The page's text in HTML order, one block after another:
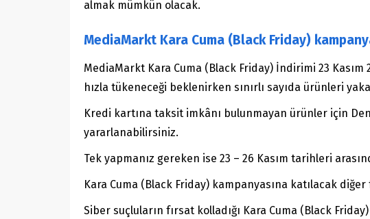
almak mümkün olacak.
MediaMarkt Kara Cuma (Black Friday)
MediaMarkt Kara Cuma (Black Friday) İndirimi 23
hızla tükeneceği beklenirken sınırlı sayıda ürünleri
Kredi kartına taksit imkânı bulunmayan ürünler için
yararlanabilirsiniz.
Tek yapmanız gereken ise 23 – 26 Kasım tarihleri
Kara Cuma (Black Friday) kampanyasına katılacak
Siber suçluların fırsat kolladığı Kara Cuma (Black